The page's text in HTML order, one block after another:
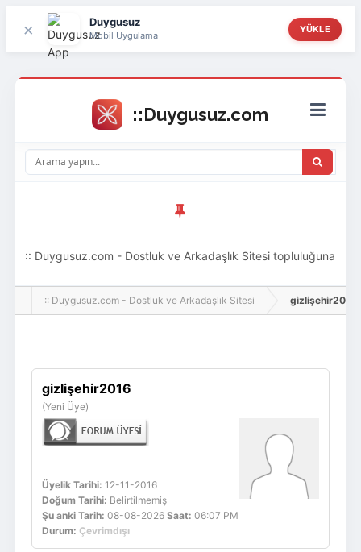
× Duygusuz
Mobil Uygulama
YÜKLE
:: Duygusuz.com - Dostluk ve Arkadaşlık Sitesi topluluğuna
hoş geldin ziyaretçi! Aramıza katılmak istersen kayıt
:: Duygusuz.com - Dostluk ve Arkadaşlık Sitesi gizlişehir2016,
gizlişehir2016
(Yeni Üye)
Üyelik Tarihi: 12-11-2016
Doğum Tarihi: Belirtilmemiş
Şu anki Tarih: 08-08-2026 Saat: 06:07 PM
Durum: Çevrimdışı